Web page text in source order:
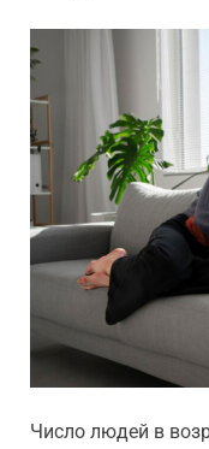
Число людей в